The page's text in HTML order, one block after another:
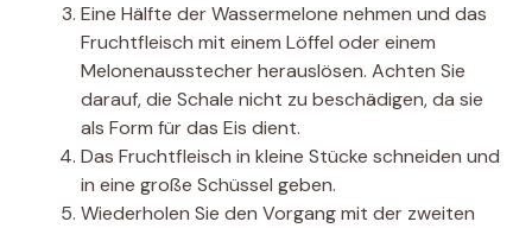
Eine Hälfte der Wassermelone nehmen und das
Fruchtfleisch mit einem Löffel oder einem
Melonenausstecher herauslösen. Achten Sie
darauf, die Schale nicht zu beschädigen, da sie
als Form für das Eis dient.
Das Fruchtfleisch in kleine Stücke schneiden und
in eine große Schüssel geben.
Wiederholen Sie den Vorgang mit der zweiten